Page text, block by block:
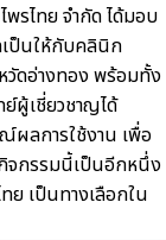
ไทย จำกัด ได้มอบ
ป็นให้กับคลินิก
วัดอ่างทอง พร้อมทั้ง
ผู้เชี่ยวชาญได้
ผลการใช้งาน เพื่อ
จกรรมนี้เป็นอีกหนึ่ง
ย เป็นทางเลือกใน